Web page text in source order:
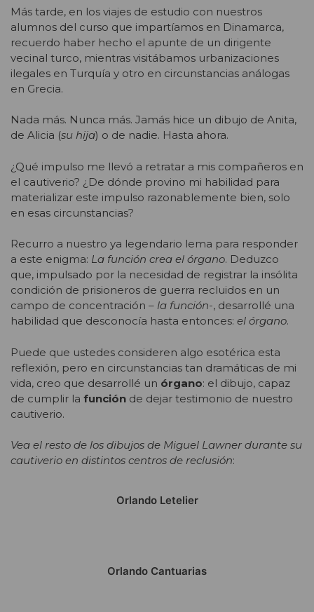
Más tarde, en los viajes de estudio con nuestros
alumnos del curso que impartíamos en Dinamarca,
recuerdo haber hecho el apunte de un dirigente
vecinal turco, mientras visitábamos urbanizaciones
ilegales en Turquía y otro en circunstancias análogas
en Grecia.
Nada más. Nunca más. Jamás hice un dibujo de Anita,
de Alicia (su hija) o de nadie. Hasta ahora.
¿Qué impulso me llevó a retratar a mis compañeros en
el cautiverio? ¿De dónde provino mi habilidad para
materializar este impulso razonablemente bien, solo
en esas circunstancias?
Recurro a nuestro ya legendario lema para responder
a este enigma: La función crea el órgano. Deduzco
que, impulsado por la necesidad de registrar la insólita
condición de prisioneros de guerra recluidos en un
campo de concentración – la función-, desarrollé una
habilidad que desconocía hasta entonces: el órgano.
Puede que ustedes consideren algo esotérica esta
reflexión, pero en circunstancias tan dramáticas de mi
vida, creo que desarrollé un órgano: el dibujo, capaz
de cumplir la función de dejar testimonio de nuestro
cautiverio.
Vea el resto de los dibujos de Miguel Lawner durante su
cautiverio en distintos centros de reclusión:
Orlando Letelier
Orlando Cantuarias